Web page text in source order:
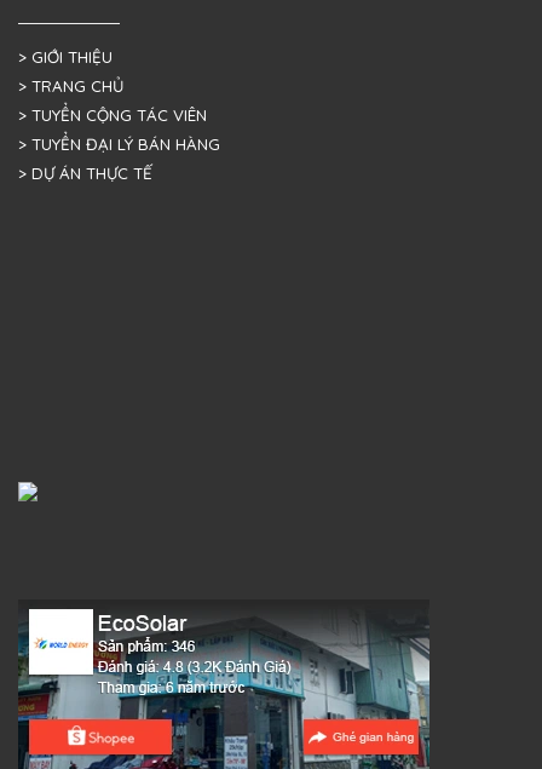
> GIỚI THIỆU
> TRANG CHỦ
> TUYỂN CỘNG TÁC VIÊN
> TUYỂN ĐẠI LÝ BÁN HÀNG
> DỰ ÁN THỰC TẾ